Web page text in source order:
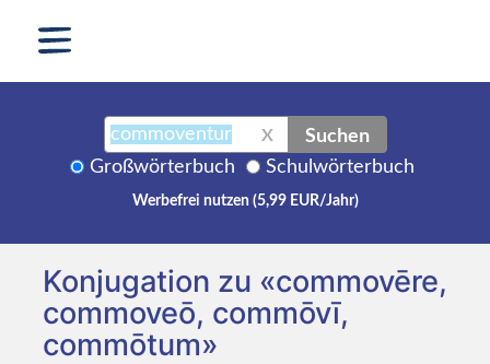
X Suchen
Großwörterbuch Schulwörterbuch
Werbefrei nutzen (5,99 EUR/Jahr)
Konjugation zu «commovēre,
commoveō, commōvī,
commōtum»